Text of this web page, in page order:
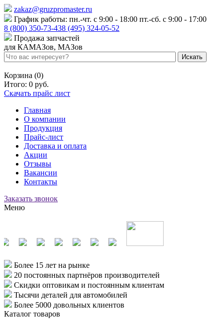
zakaz@gruzpromaster.ru
График работы: пн.-чт. с 9:00 - 18:00 пт.-сб. с 9:00 - 17:00
8 (800) 350-73-438 (495) 324-05-52
Продажа запчастей
для КАМАЗов, МАЗов
Корзина (0)
Итого: 0 руб.
Скачать прайс лист
Главная
О компании
Продукция
Прайс-лист
Доставка и оплата
Акции
Отзывы
Вакансии
Контакты
Заказать звонок
Меню
Более 15 лет на рынке
20 постоянных партнёров производителей
Скидки оптовикам и постоянным клиентам
Тысячи деталей для автомобилей
Более 5000 довольных клиентов
Каталог товаров